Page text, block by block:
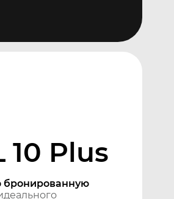
Plus
бронированную